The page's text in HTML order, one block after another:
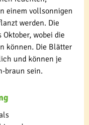
einem vollsonnigen
werden. Die
wobei die
können. Die Blätter
und können je
braun sein.